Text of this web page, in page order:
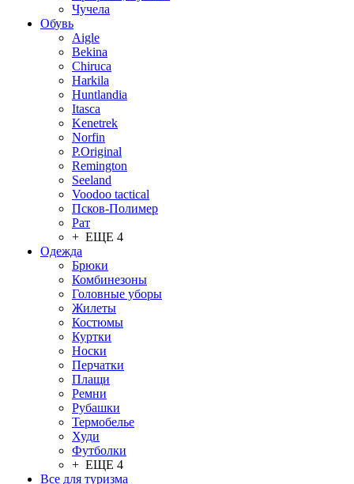
Чучела
Обувь
Aigle
Bekina
Chiruсa
Harkila
Huntlandia
Itasca
Kenetrek
Norfin
P.Original
Remington
Seeland
Voodoo tactical
Псков-Полимер
Рат
+ ЕЩЕ 4
Одежда
Брюки
Комбинезоны
Головные уборы
Жилеты
Костюмы
Куртки
Носки
Перчатки
Плащи
Ремни
Рубашки
Термобелье
Худи
Футболки
+ ЕЩЕ 4
Все для туризма